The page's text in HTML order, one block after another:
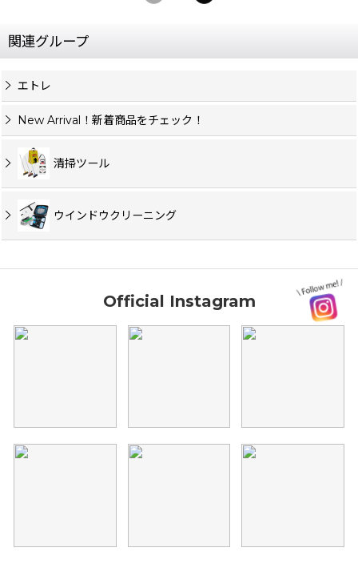
関連グループ
エトレ
New Arrival！新着商品をチェック！
清掃ツール
ウインドウクリーニング
Official Instagram